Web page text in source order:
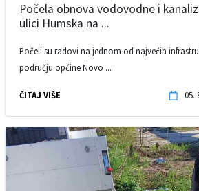
Počela obnova vodovodne i
ulici Humska na ...
Počeli su radovi na jednom od najvećih
području općine Novo ...
ČITAJ VIŠE 05.